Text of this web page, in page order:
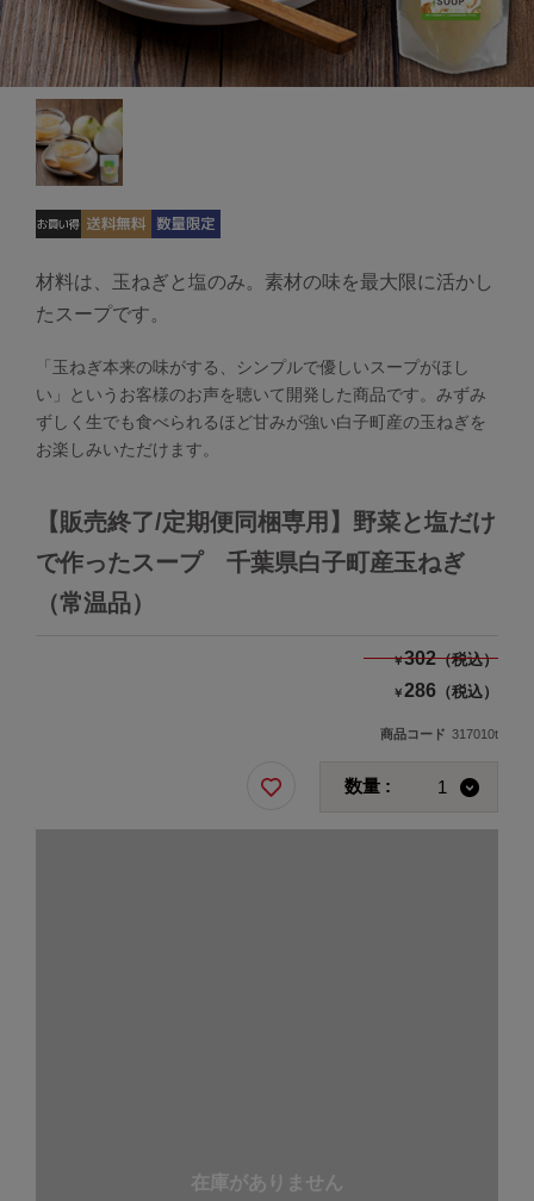
材料は、玉ねぎと塩のみ。素材の味を最大限に活かし
たスープです。
「玉ねぎ本来の味がする、シンプルで優しいスープがほし
い」というお客様のお声を聴いて開発した商品です。みずみ
ずしく生でも食べられるほど甘みが強い白子町産の玉ねぎを
お楽しみいただけます。
【販売終了/定期便同梱専用】野菜と塩だけ
で作ったスープ 千葉県白子町産玉ねぎ
（常温品）
￥302（税込）
￥286 （税込）
商品コード 317010t
数量 :
在庫がありません